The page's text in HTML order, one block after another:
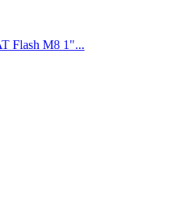
Flash M8 1"...